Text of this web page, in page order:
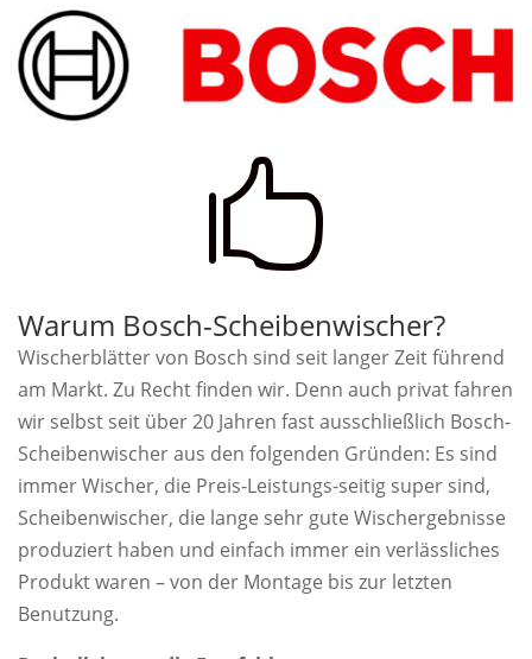

Warum Bosch-Scheibenwischer?
Wischerblätter von Bosch sind seit langer Zeit führend
am Markt. Zu Recht finden wir. Denn auch privat fahren
wir selbst seit über 20 Jahren fast ausschließlich Bosch-
Scheibenwischer aus den folgenden Gründen: Es sind
immer Wischer, die Preis-Leistungs-seitig super sind,
Scheibenwischer, die lange sehr gute Wischergebnisse
produziert haben und einfach immer ein verlässliches
Produkt waren – von der Montage bis zur letzten
Benutzung.